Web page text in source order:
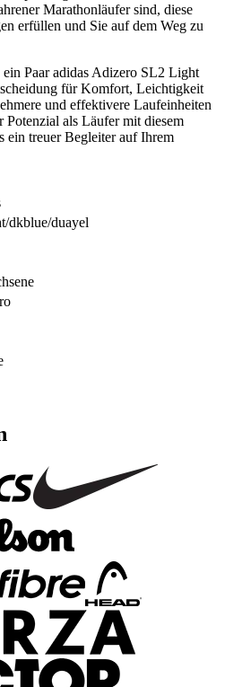
Marathonläufer sind, diese
erfüllen und Sie auf dem Weg zu
Paar adidas Adizero SL2 Light
für Komfort, Leichtigkeit
und effektivere Laufeinheiten
als Läufer mit diesem
ein treuer Begleiter auf Ihrem
dkblue/duayel